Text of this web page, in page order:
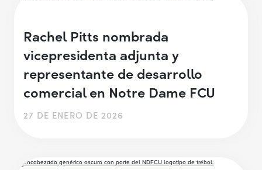
Rachel Pitts nombrada
vicepresidenta adjunta y
representante de desarrollo
comercial en Notre Dame FCU
27 DE ENERO DE 2026